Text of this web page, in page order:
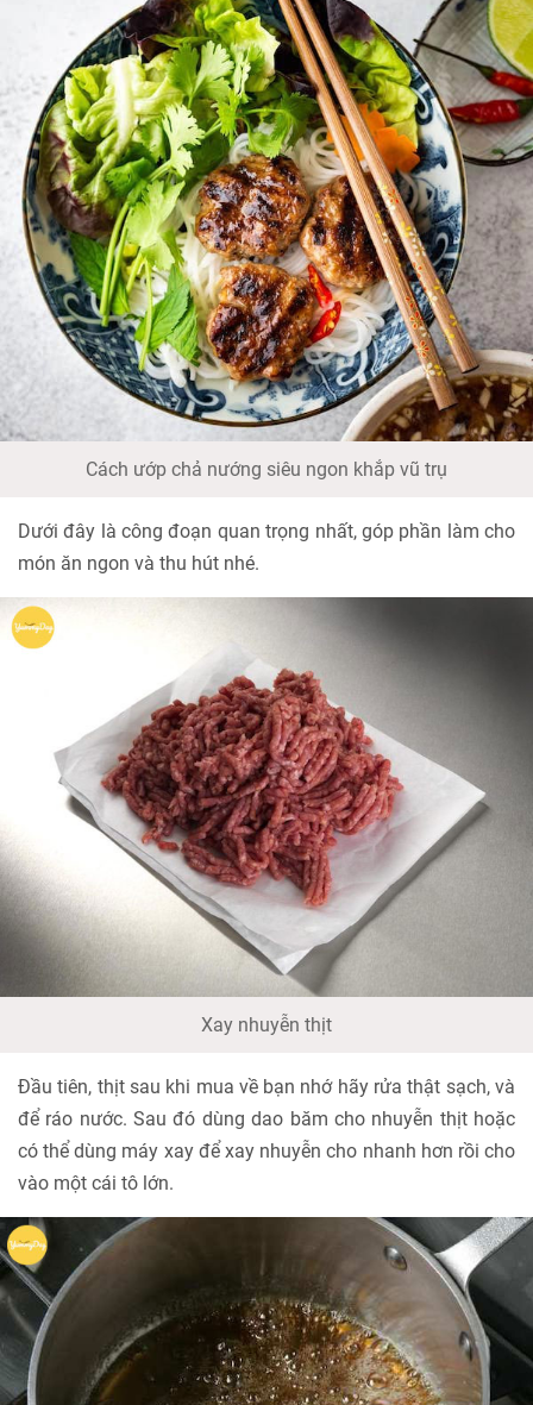
Cách ướp chả nướng siêu ngon khắp vũ trụ
Dưới đây là công đoạn quan trọng nhất, góp phần làm cho
món ăn ngon và thu hút nhé.
Xay nhuyễn thịt
Đầu tiên, thịt sau khi mua về bạn nhớ hãy rửa thật sạch, và
để ráo nước. Sau đó dùng dao băm cho nhuyễn thịt hoặc
có thể dùng máy xay để xay nhuyễn cho nhanh hơn rồi cho
vào một cái tô lớn.